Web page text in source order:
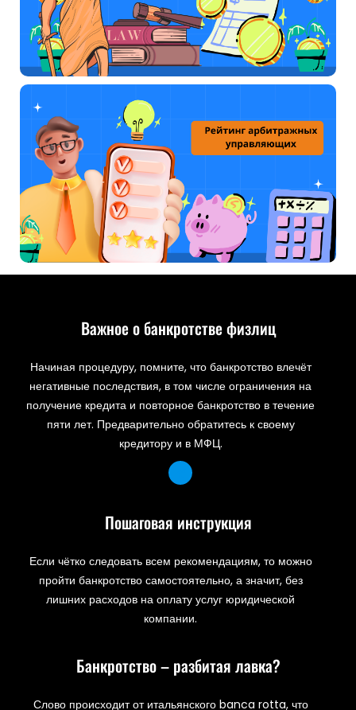
Важное о банкротстве физлиц
Начиная процедуру, помните, что банкротство влечёт
негативные последствия, в том числе ограничения на
получение кредита и повторное банкротство в течение
пяти лет. Предварительно обратитесь к своему
кредитору и в МФЦ.
Пошаговая инструкция
Если чётко следовать всем рекомендациям, то можно
пройти банкротство самостоятельно, а значит, без
лишних расходов на оплату услуг юридической
компании.
Банкротство – разбитая лавка?
Слово происходит от итальянского banca rotta, что